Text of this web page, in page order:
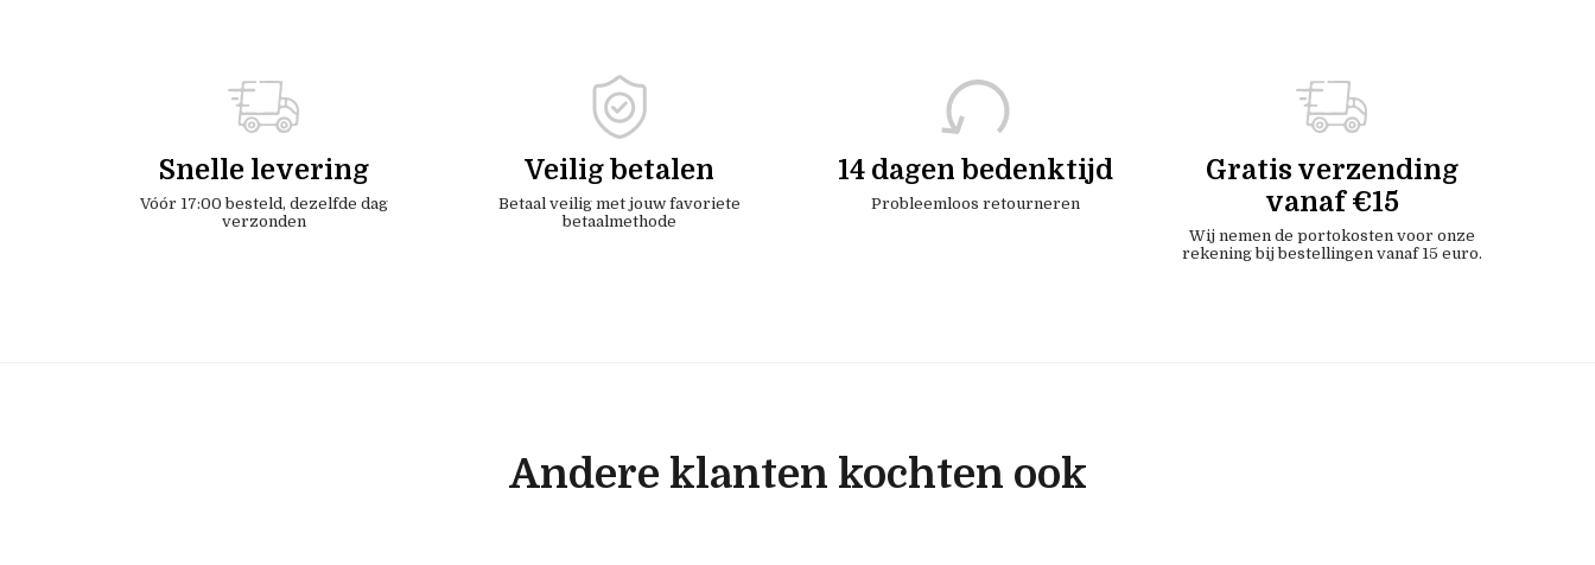
Snelle levering
Vóór 17:00 besteld, dezelfde dag
verzonden
Veilig betalen
Betaal veilig met jouw favoriete
betaalmethode
14 dagen bedenktijd
Probleemloos retourneren
Gratis verzending
vanaf €15
Wij nemen de portokosten voor onze
rekening bij bestellingen vanaf 15 euro.
Andere klanten kochten ook